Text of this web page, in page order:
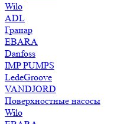
Wilo
ADL
Гранар
EBARA
Danfoss
IMP PUMPS
LedeGroove
VANDJORD
Поверхностные насосы
Wilo